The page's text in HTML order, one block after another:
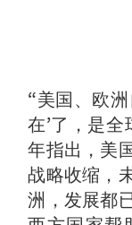
“美国、欧
在’了，是
年指出，美
战略收缩，
洲，发展都